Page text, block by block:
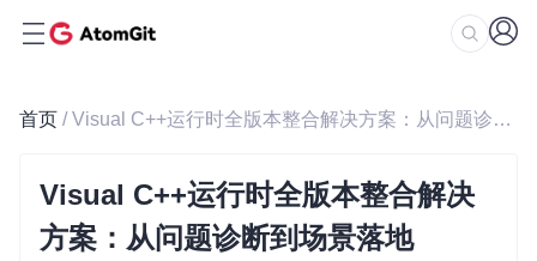
首页 / Visual C++运行时全版本整合解决方案：从问题诊断到场景落地
Visual C++运行时全版本整合解决
方案：从问题诊断到场景落地